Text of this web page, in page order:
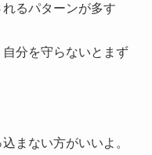
るパターンが多す
分を守らないとまず
まない方がいいよ。